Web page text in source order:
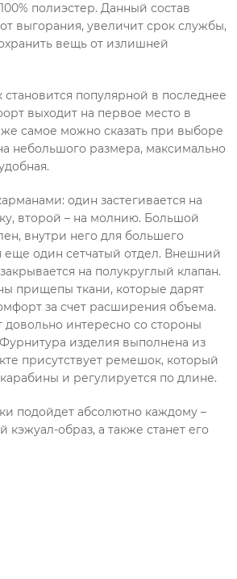
полиэстер. Данный состав
выгорания, увеличит срок службы,
вещь от излишней
становится популярной в последнее
выходит на первое место в
самое можно сказать при выборе
небольшого размера, максимально
один застегивается на
второй – на молнию. Большой
внутри него для большего
еще один сетчатый отдел. Внешний
на полукруглый клапан.
прищепы ткани, которые дарят
за счет расширения объема.
довольно интересно со стороны
изделия выполнена из
присутствует ремешок, который
и регулируется по длине.
подойдет абсолютно каждому –
кэжуал-образ, а также станет его